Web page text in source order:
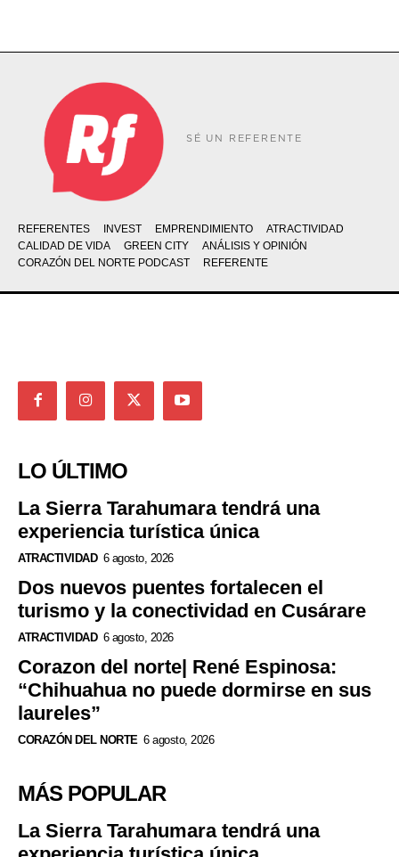
SÉ UN REFERENTE
REFERENTES INVEST EMPRENDIMIENTO
ATRACTIVIDAD
CALIDAD DE VIDA
GREEN CITY
ANÁLISIS Y OPINIÓN
CORAZÓN DEL NORTE PODCAST
REFERENTE
LO ÚLTIMO
La Sierra Tarahumara tendrá una
experiencia turística única
ATRACTIVIDAD 6 agosto, 2026
Dos nuevos puentes fortalecen el
turismo y la conectividad en Cusárare
ATRACTIVIDAD 6 agosto, 2026
Corazon del norte| René Espinosa:
“Chihuahua no puede dormirse en sus
laureles”
CORAZÓN DEL NORTE 6 agosto, 2026
MÁS POPULAR
La Sierra Tarahumara tendrá una